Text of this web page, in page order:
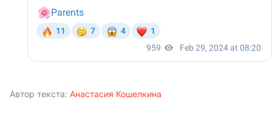
Автор текста: Анастасия Кошелкина